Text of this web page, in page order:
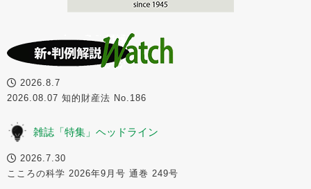
2026.8.7
2026.08.07 知的財産法 No.186
雑誌「特集」ヘッドライン
2026.7.30
こころの科学 2026年9月号 通巻 249号